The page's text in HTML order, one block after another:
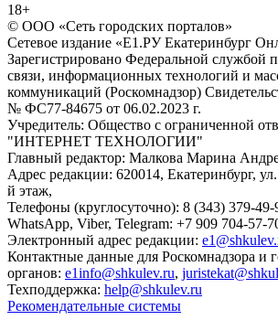
18+
© ООО «Сеть городских порталов»
Сетевое издание «Е1.РУ Екатеринбург
Зарегистрировано Федеральной службой
связи, информационных технологий и
коммуникаций (Роскомнадзор)
№ ФС77-84675 от 06.02.2023 г.
Учредитель: Общество с ограниченной
"ИНТЕРНЕТ ТЕХНОЛОГИИ"
Главный редактор: Малкова Марина
Адрес редакции: 620014, Екатеринбург,
й этаж,
Телефоны (круглосуточно): 8 (343) 379-49-
WhatsApp, Viber, Telegram: +7 909 704-57-
Электронный адрес редакции:
Контактные данные для Роскомнадзора и
органов: e1info@shkulev.ru,
Техподдержка: help@shkulev.ru
Рекомендательные системы